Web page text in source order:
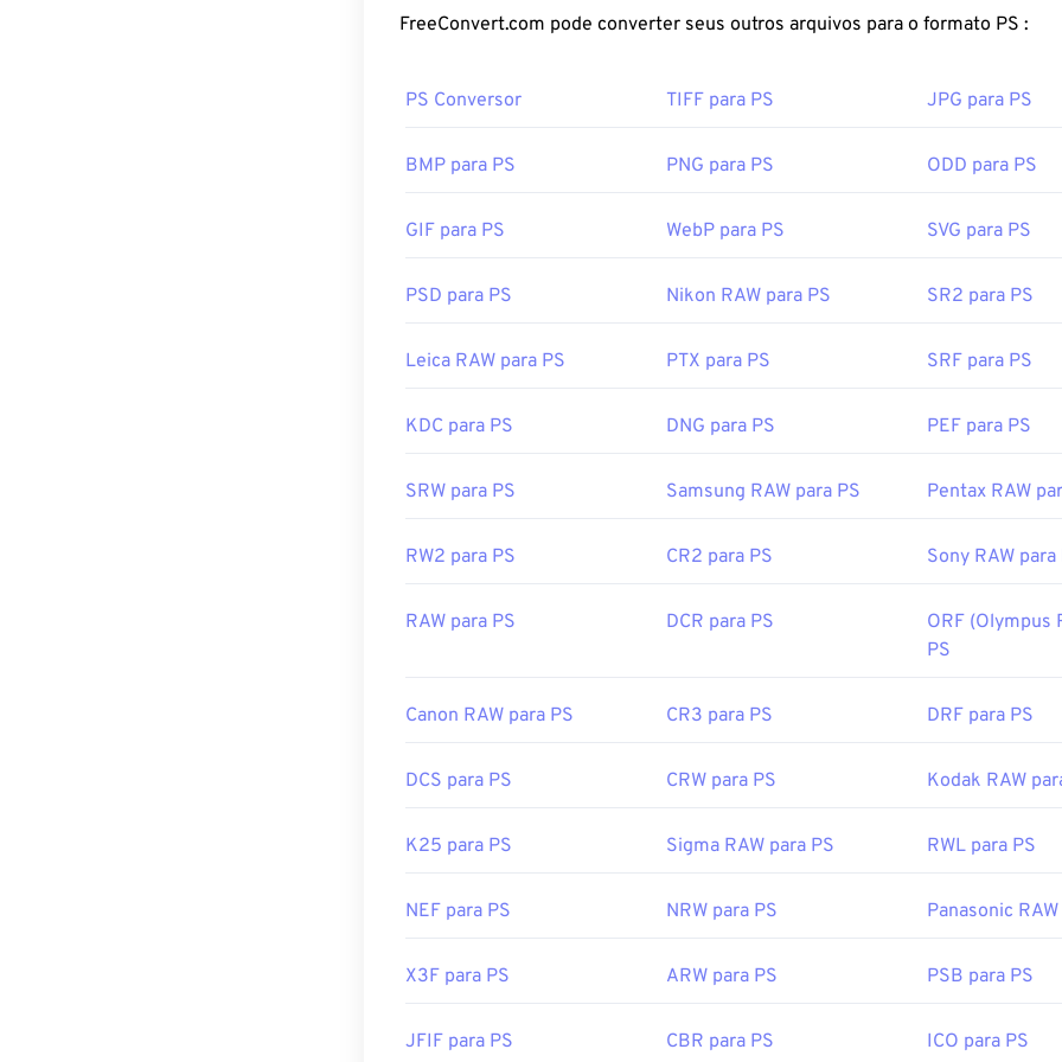
arquivo raw. RAF é útil porque oferece flexibilidade no desenvolvimento de
Como abrir um arquivo RAF?
O programa padrão para abrir o RAF éo MyFinePix Studio
, um software
experimente
o Adobe Photoshop Lightroomou o Adobe Photoshop, que
No Microsoft Windows, alternativas pagas para abrir o RAF sãoHDR Darkroom
Desenvolvido por:Fujifilm
FreeConvert.com pode converter seus outros arquivos para o formato PS :
PS Conversor TIFF para PS JPG para PS
BMP para PS PNG para PS ODD para PS
GIF para PS WebP para PS SVG para PS
PSD para PS Nikon RAW para PS SR2 para PS
Leica RAW para PS PTX para PS SRF para PS
KDC para PS DNG para PS PEF para PS
SRW para PS Samsung RAW para PS Pentax RAW
RW2 para PS CR2 para PS Sony RAW para
RAW para PS DCR para PS
ORF (Olympus
PS
Canon RAW para PS CR3 para PS DRF para PS
DCS para PS CRW para PS Kodak RAW
K25 para PS Sigma RAW para PS RWL para PS
NEF para PS NRW para PS Panasonic
X3F para PS ARW para PS PSB para PS
JFIF para PS CBR para PS ICO para PS